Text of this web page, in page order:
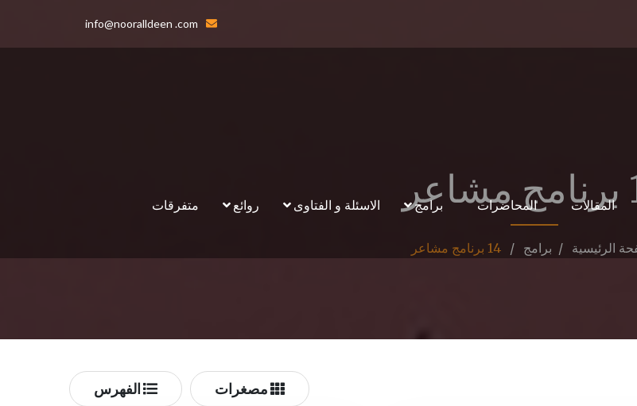
info@nooralldeen .com
المقالات المحاضرات برامج الاسئلة و الفتاوى روائع متفرقات
الرئيسية برامج 14 برنامج مشاعر
الفهرس مصغرات